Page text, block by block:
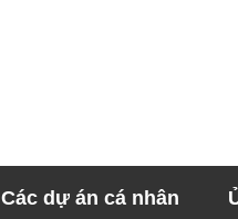
Các dự án cá nhân